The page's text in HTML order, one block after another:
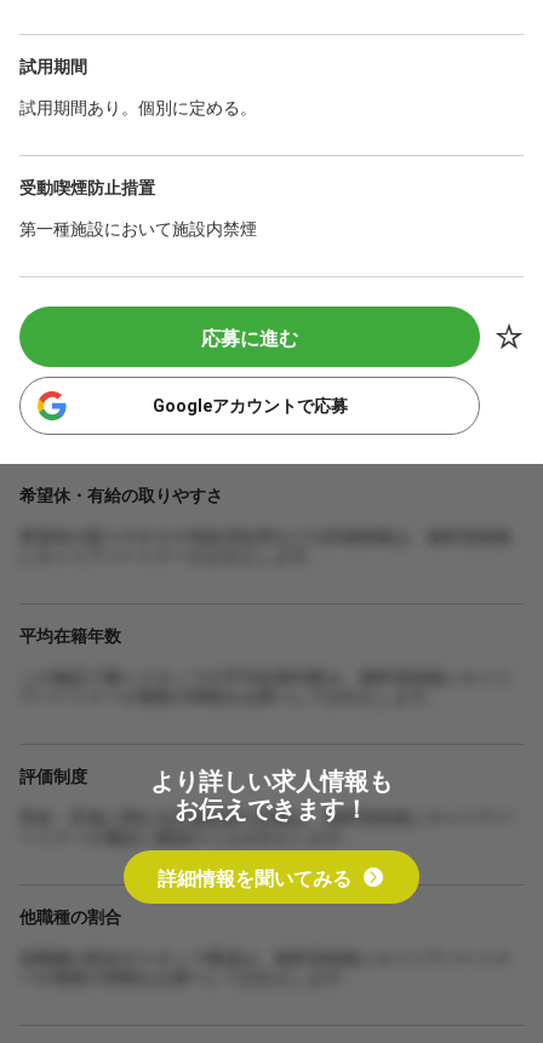
試用期間
試用期間あり。個別に定める。
受動喫煙防止措置
第一種施設において施設内禁煙
応募に進む
Googleアカウントで応募
希望休・有給の取りやすさ
平均在籍年数
評価制度
昇給・昇進に関わる評価制度の詳細は、無料登録後にキャリアパ
他職種の割合
より詳しい求人情報も
お伝えできます！
詳細情報を聞いてみる